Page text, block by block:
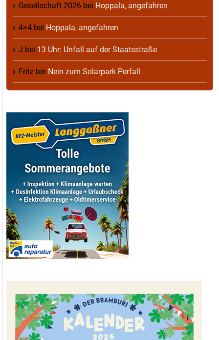
Gesellschaft 2026 bei Hoppala, angefahren
4×4 bei Hoppala, angefahren
J bei 13 Uhr: Unfall auf der Staatsstraße
Fritz bei Nein zum Solarpark Perfall